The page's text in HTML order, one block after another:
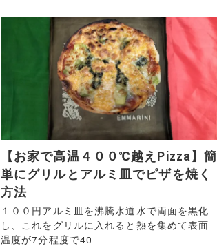
【お家で高温４００℃越えPizza】簡
単にグリルとアルミ皿でピザを焼く
方法
１００円アルミ皿を沸騰水道水で両面を黒化
し、これをグリルに入れると熱を集めて表面
温度が7分程度で40...